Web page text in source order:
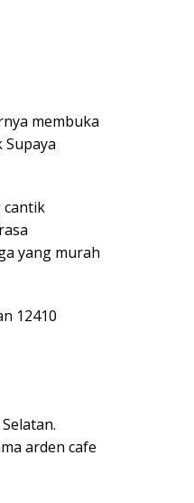
membuka
cantik
yang murah
12410
arden cafe